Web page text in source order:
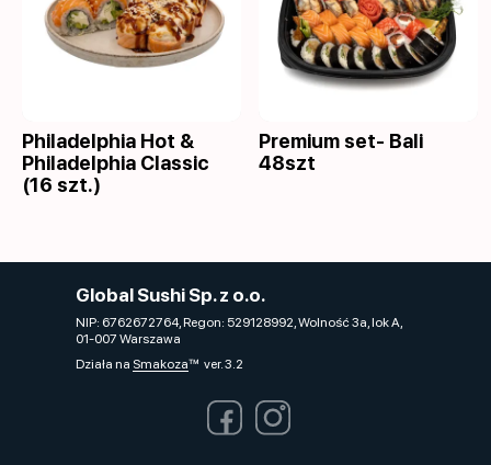
Philadelphia Hot &
Philadelphia Classic
(16 szt.)
Premium set- Bali
48szt
Global Sushi Sp. z o.o.
NIP: 6762672764, Regon: 529128992, Wolność 3a, lok A,
01-007 Warszawa
Działa na Smakozaver. 3.2